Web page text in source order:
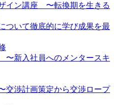
イン講座 〜転換期を生きる
いて徹底的に学び成果を最
〜新入社員へのメンタースキ
渉計画策定から交渉ロープ